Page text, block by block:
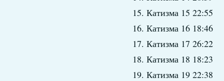
15. Катизма 15 22:55
16. Катизма 16 18:46
17. Катизма 17 26:22
18. Катизма 18 18:23
19. Катизма 19 22:38